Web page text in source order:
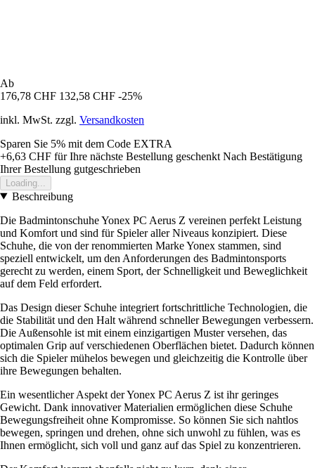
Ab
176,78 CHF 132,58 CHF -25%
inkl. MwSt. zzgl. Versandkosten
Sparen Sie 5% mit dem Code EXTRA
+6,63 CHF für Ihre nächste Bestellung geschenkt Nach Bestätigung
Ihrer Bestellung gutgeschrieben
Loading...
Beschreibung
Die Badmintonschuhe Yonex PC Aerus Z vereinen perfekt Leistung
und Komfort und sind für Spieler aller Niveaus konzipiert. Diese
Schuhe, die von der renommierten Marke Yonex stammen, sind
speziell entwickelt, um den Anforderungen des Badmintonsports
gerecht zu werden, einem Sport, der Schnelligkeit und Beweglichkeit
auf dem Feld erfordert.
Das Design dieser Schuhe integriert fortschrittliche Technologien, die
die Stabilität und den Halt während schneller Bewegungen verbessern.
Die Außensohle ist mit einem einzigartigen Muster versehen, das
optimalen Grip auf verschiedenen Oberflächen bietet. Dadurch können
sich die Spieler mühelos bewegen und gleichzeitig die Kontrolle über
ihre Bewegungen behalten.
Ein wesentlicher Aspekt der Yonex PC Aerus Z ist ihr geringes
Gewicht. Dank innovativer Materialien ermöglichen diese Schuhe
Bewegungsfreiheit ohne Kompromisse. So können Sie sich nahtlos
bewegen, springen und drehen, ohne sich unwohl zu fühlen, was es
Ihnen ermöglicht, sich voll und ganz auf das Spiel zu konzentrieren.